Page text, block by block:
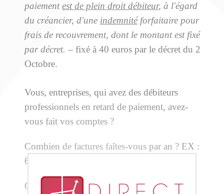
paiementest de plein droit débiteur, à l'égard
du créancier, d'une indemnitéforfaitaire pour
frais de recouvrement, dont le montant est fixé
par décret. – fixé à 40 euros par le décret du 2
Octobre.
Vous, entreprises, qui avez des débiteurs
professionnels en retard de paiement, avez-
vous fait vos comptes ?
Combien de factures faîtes-vous par an ? EX :
60 000
Combien de factures sont payées en retard ?